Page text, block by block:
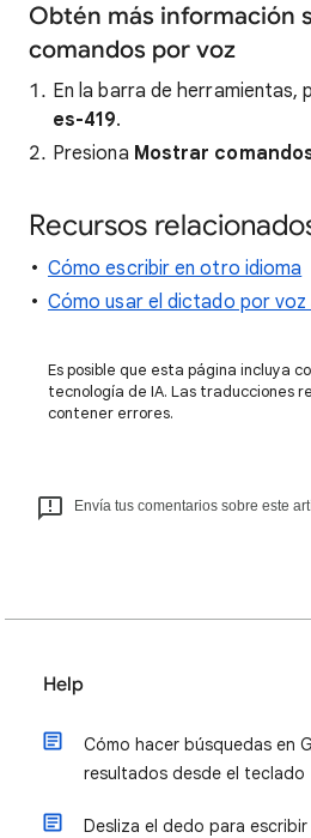
Obtén más información
comandos por voz
En la barra de herramientas,
es-419.
Presiona Mostrar
Recursos
Cómo escribir en otro idioma
Cómo usar el dictado por voz
Es posible que esta página incluya
tecnología de IA. Las traducciones
contener errores.
Envía tus comentarios sobre este
Help
Cómo hacer búsquedas en
resultados desde el teclado
Desliza el dedo para escribir